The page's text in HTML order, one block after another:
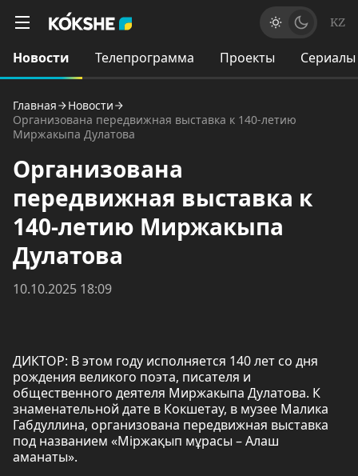
KZ
Новости Телепрограмма Проекты Сериалы
Главная
Новости
Организована передвижная выставка к 140-летию
Миржакыпа Дулатова
Организована
передвижная выставка к
140-летию Миржакыпа
Дулатова
10.10.2025 18:09
ДИКТОР: В этом году исполняется 140 лет со дня
рождения великого поэта, писателя и
общественного деятеля Миржакыпа Дулатова. К
знаменательной дате в Кокшетау, в музее Малика
Габдуллина, организована передвижная выставка
под названием «Міржақып мұрасы – Алаш
аманаты».